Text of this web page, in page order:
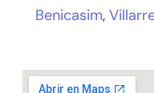
Benicasim,